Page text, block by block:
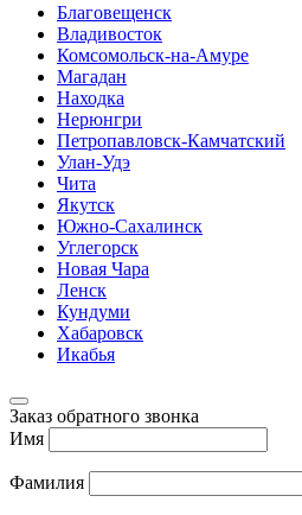
Благовещенск
Владивосток
Комсомольск-на-Амуре
Магадан
Находка
Нерюнгри
Петропавловск-Камчатский
Улан-Удэ
Чита
Якутск
Южно-Сахалинск
Углегорск
Новая Чара
Ленск
Кундуми
Хабаровск
Икабья
Заказ обратного звонка
Имя
Фамилия